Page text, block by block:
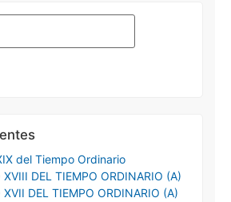
del Tiempo Ordinario
XVIII DEL TIEMPO ORDINARIO (A)
XVII DEL TIEMPO ORDINARIO (A)